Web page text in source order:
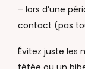
– lors d’une
contact (pas
Évitez juste les